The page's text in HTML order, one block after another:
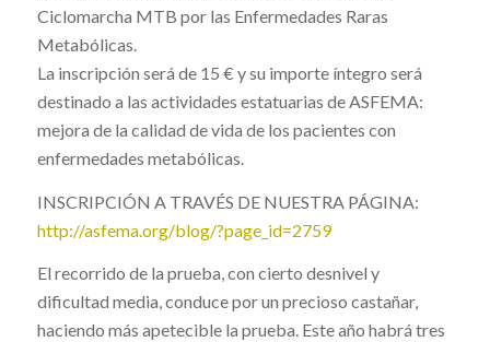
Ciclomarcha MTB por las Enfermedades Raras
Metabólicas.
La inscripción será de 15 € y su importe íntegro será
destinado a las actividades estatuarias de ASFEMA:
mejora de la calidad de vida de los pacientes con
enfermedades metabólicas.
INSCRIPCIÓN A TRAVÉS DE NUESTRA PÁGINA:
http://asfema.org/blog/?page_id=2759
El recorrido de la prueba, con cierto desnivel y
dificultad media, conduce por un precioso castañar,
haciendo más apetecible la prueba. Este año habrá tres